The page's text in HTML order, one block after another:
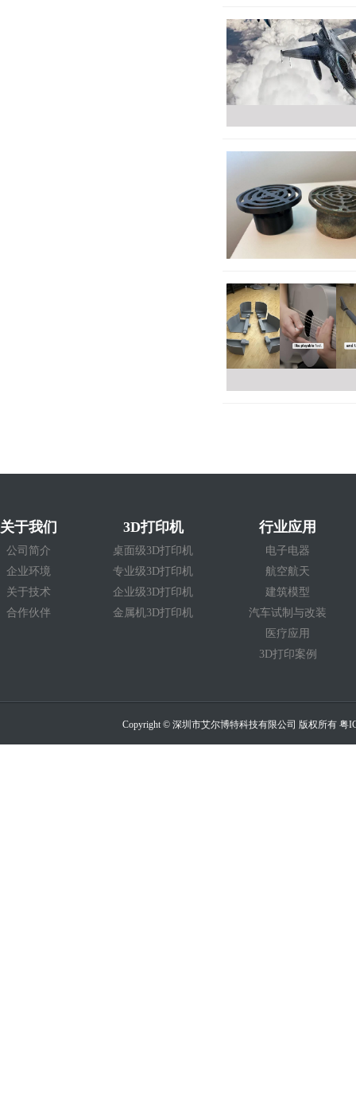
关于我们
公司简介
企业环境
关于技术
合作伙伴
3D打印机
桌面级3D打印机
专业级3D打印机
企业级3D打印机
金属机3D打印机
行业应用
电子电器
航空航天
建筑模型
汽车试制与改装
医疗应用
3D打印案例
Copyright © 深圳市艾尔博特科技有限公司 版权所有 粤